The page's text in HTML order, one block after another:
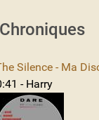
Silence - Ma
- Harry